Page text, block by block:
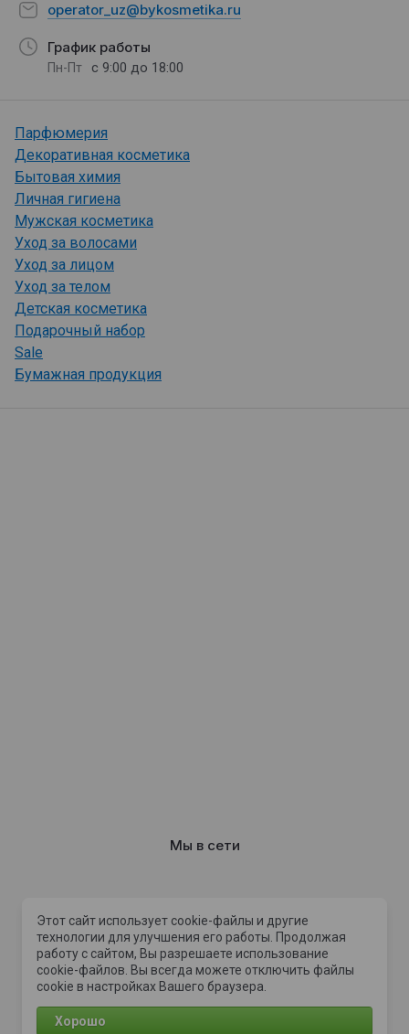
operator_uz@bykosmetika.ru
График работы
Пн-Пт с 9:00 до 18:00
Парфюмерия
Декоративная косметика
Бытовая химия
Личная гигиена
Мужская косметика
Уход за волосами
Уход за лицом
Уход за телом
Детская косметика
Подарочный набор
Sale
Бумажная продукция
Мы в сети
Способы оплат
Этот сайт использует cookie-файлы и другие
технологии для улучшения его работы. Продолжая
работу с сайтом, Вы разрешаете использование
cookie-файлов. Вы всегда можете отключить файлы
cookie в настройках Вашего браузера.
Хорошо